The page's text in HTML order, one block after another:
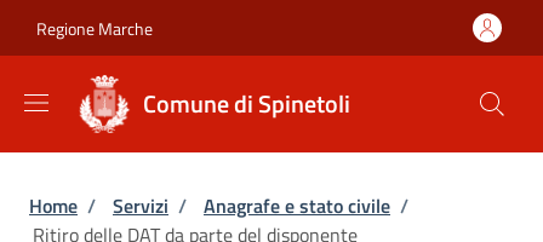
Regione Marche
Comune di Spinetoli
Briciole di pane
Home / Servizi / Anagrafe e stato civile /
Ritiro delle DAT da parte del disponente